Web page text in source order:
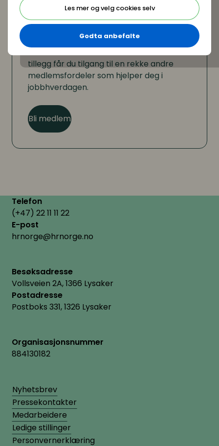
Les mer og velg cookies selv
Godta anbefalte
Er du ikke medlem?
tillegg får du tilgang til en rekke andre
medlemsfordeler som hjelper deg i
jobbhverdagen.
Bli medlem
Telefon
(+47) 22 11 11 22
E-post
hrnorge@hrnorge.no
Besøksadresse
Vollsveien 2A, 1366 Lysaker
Postadresse
Postboks 331, 1326 Lysaker
Organisasjonsnummer
884130182
Nyhetsbrev
Pressekontakter
Medarbeidere
Ledige stillinger
Personvernerklæring